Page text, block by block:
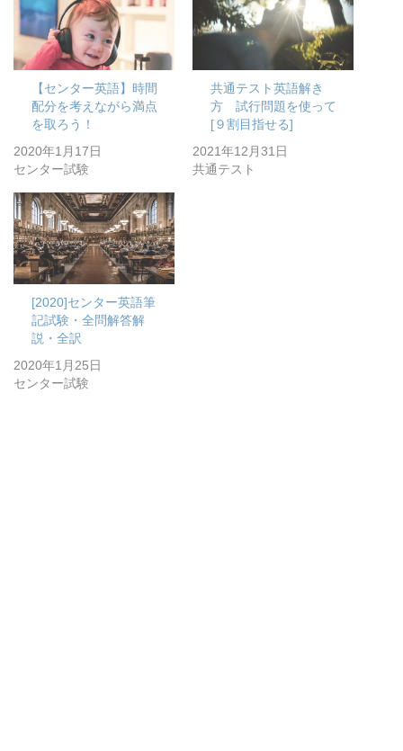
【センター英語】時間
配分を考えながら満点
を取ろう！
2020年1月17日
センター試験
共通テスト英語解き
方 試行問題を使って
[９割目指せる]
2021年12月31日
共通テスト
[2020]センター英語筆
記試験・全問解答解
説・全訳
2020年1月25日
センター試験